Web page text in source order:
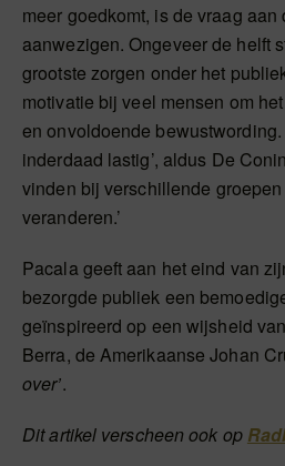
meer goedkomt, is de vraag
aanwezigen. Ongeveer de helft
grootste zorgen onder het
motivatie bij veel mensen om
en onvoldoende
inderdaad lastig’, aldus De
vinden bij verschillende
veranderen.’
Pacala geeft aan het eind van
bezorgde publiek een
geïnspireerd op een wijsheid
Berra, de Amerikaanse Johan
over’.
Dit artikel verscheen ook op